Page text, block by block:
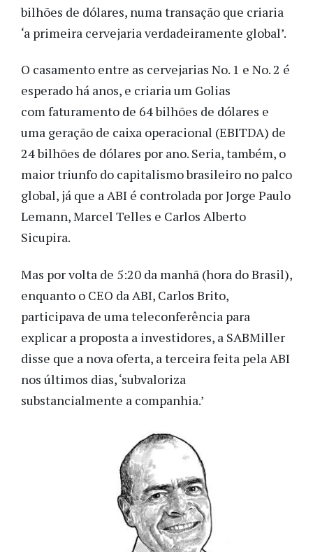
bilhões de dólares, numa transação que criaria
‘a primeira cervejaria verdadeiramente global’.
O casamento entre as cervejarias No. 1 e No. 2 é
esperado há anos, e criaria um Golias
com faturamento de 64 bilhões de dólares e
uma geração de caixa operacional (EBITDA) de
24 bilhões de dólares por ano. Seria, também, o
maior triunfo do capitalismo brasileiro no palco
global, já que a ABI é controlada por Jorge Paulo
Lemann, Marcel Telles e Carlos Alberto
Sicupira.
Mas por volta de 5:20 da manhã (hora do Brasil),
enquanto o CEO da ABI, Carlos Brito,
participava de uma teleconferência para
explicar a proposta a investidores, a SABMiller
disse que a nova oferta, a terceira feita pela ABI
nos últimos dias, ‘subvaloriza
substancialmente a companhia.’